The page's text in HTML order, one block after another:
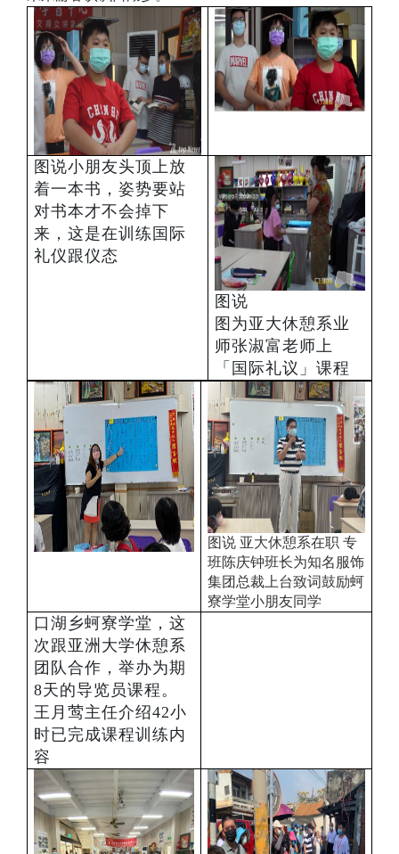
图说小朋友头顶上放
着一本书，姿势要站
对书本才不会掉下
来，这是在训练国际
礼仪跟仪态
图说
图为亚大休憩系业
师张淑富老师上
「国际礼议」课程
图说 亚大休憩系在职 专
班陈庆钟班长为知名服饰
集团总裁上台致词鼓励蚵
寮学堂小朋友同学
口湖乡蚵寮学堂，这
次跟亚洲大学休憩系
团队合作，举办为期
8天的导览员课程。
王月莺主任介绍42小
时已完成课程训练内
容